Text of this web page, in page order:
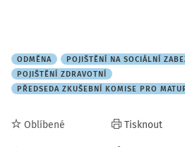
ODMĚNA
POJIŠTĚNÍ NA SOCIÁLNÍ
POJIŠTĚNÍ ZDRAVOTNÍ
PŘEDSEDA ZKUŠEBNÍ KOMISE PRO
Oblíbené Tisknout